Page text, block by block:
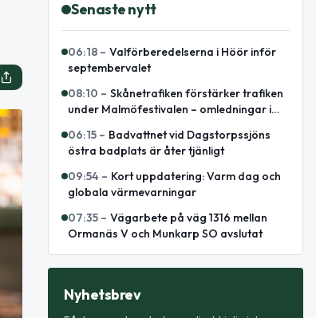
Senaste nytt
06:18 – Valförberedelserna i Höör inför
septembervalet
08:10 – Skånetrafiken förstärker trafiken
under Malmöfestivalen – omledningar i
06:15 – Badvattnet vid Dagstorpssjöns
östra badplats är åter tjänligt
09:54 – Kort uppdatering: Varm dag och
globala värmevarningar
07:35 – Vägarbete på väg 1316 mellan
Ormanäs V och Munkarp SO avslutat
Nyhetsbrev